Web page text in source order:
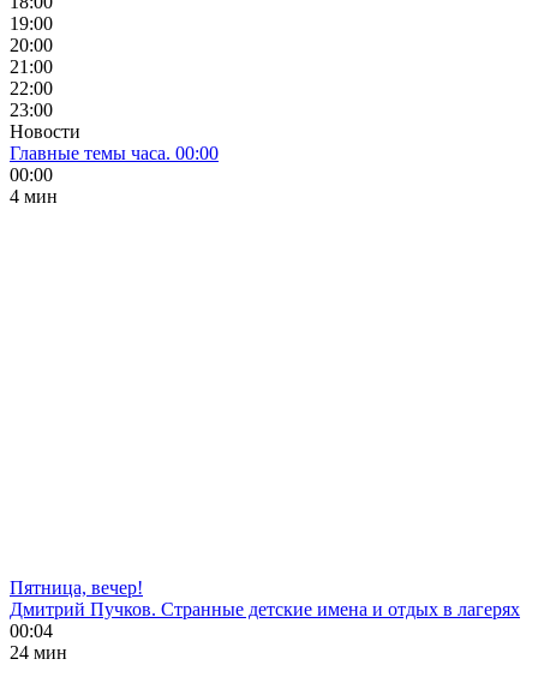
19:00
20:00
21:00
22:00
23:00
Новости
Главные темы часа. 00:00
00:00
4 мин
Пятница, вечер!
Дмитрий Пучков. Странные детские имена и отдых в лагерях
00:04
24 мин